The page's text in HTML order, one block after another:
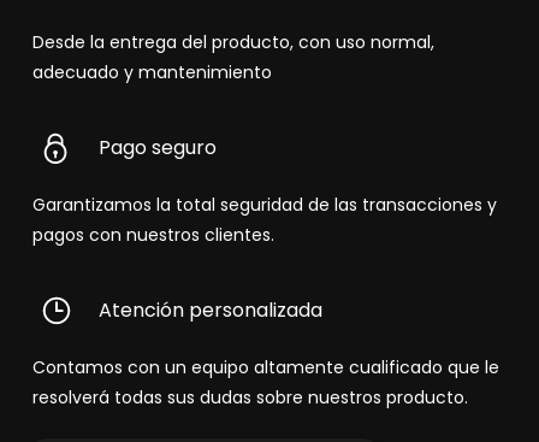
Desde la entrega del producto, con uso normal,
adecuado y mantenimiento
Pago seguro
Garantizamos la total seguridad de las transacciones y
pagos con nuestros clientes.
Atención personalizada
Contamos con un equipo altamente cualificado que le
resolverá todas sus dudas sobre nuestros producto.